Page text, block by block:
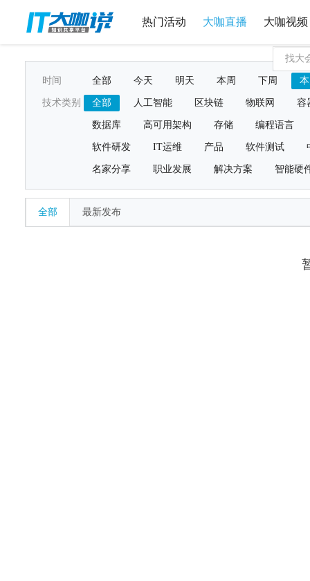
热门活动 大咖直播 大咖视频
时间 全部 今天 明天 本周 下周
技术类别 全部 人工智能 区块链 物联网 容
数据库 高可用架构 存储 编程语言
软件研发 IT运维 产品 软件测试
名家分享 职业发展 解决方案 智能硬
全部 最新发布